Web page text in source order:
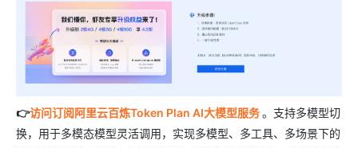
👉访问订阅阿里云百炼Token Plan AI大模型服务。支持多模型切
换，用于多模态模型灵活调用，实现多模型、多工具、多场景下的